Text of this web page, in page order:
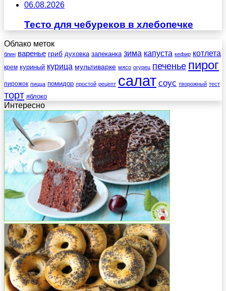
06.08.2026
Тесто для чебуреков в хлебопечке
Облако меток
блин варенье гриб духовка запеканка зима капуста кефир котлета
крем куриный курица мультиварке мясо огурец печенье пирог
пирожок пицца помидор простой рецепт салат соус творожный тест
торт яблоко
Интересно